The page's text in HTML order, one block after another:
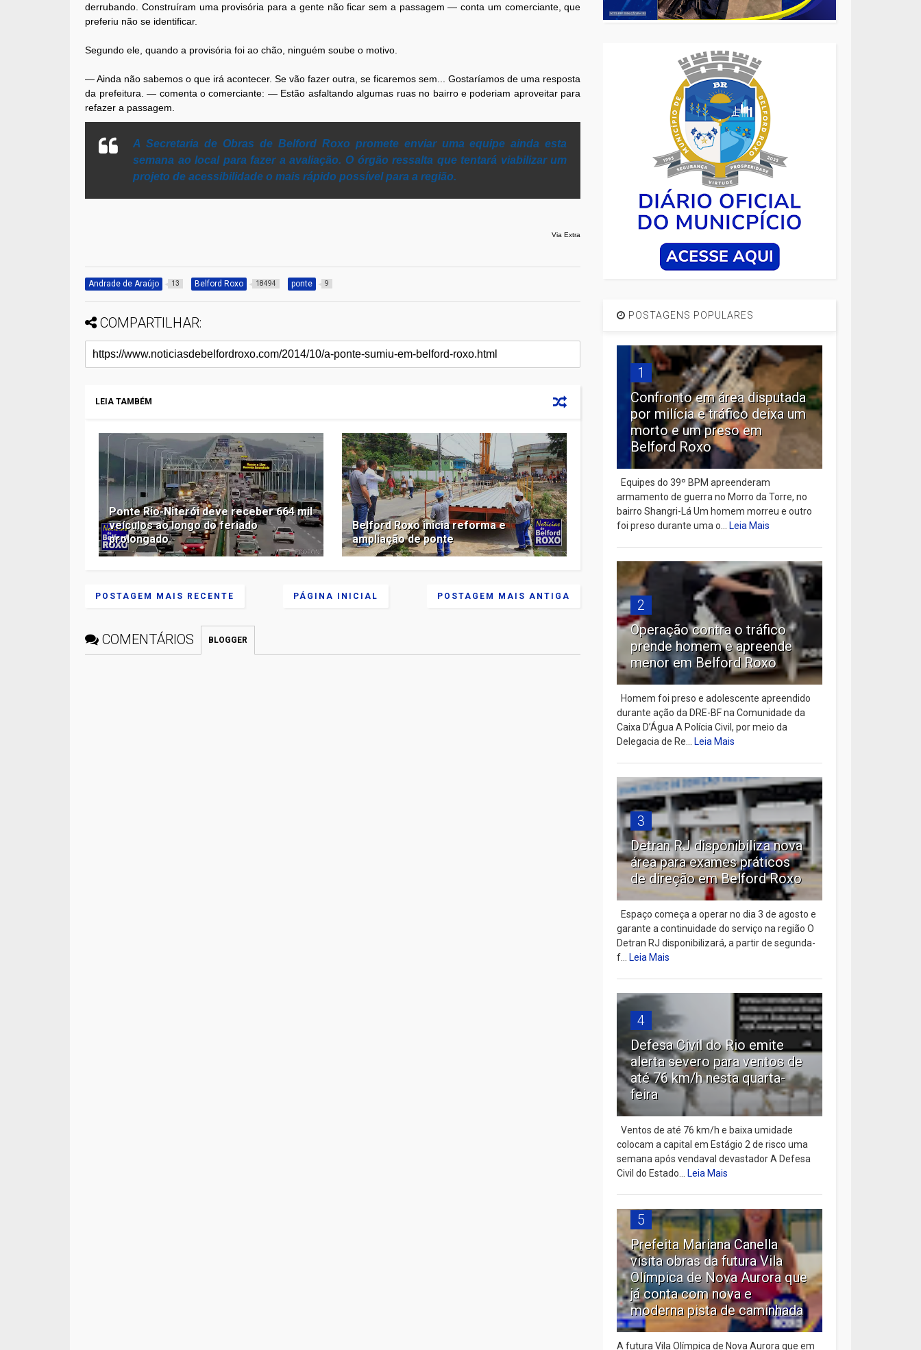
derrubando. Construíram uma provisória para a gente não ficar sem a passagem — conta um comerciante, que
preferiu não se identificar.
Segundo ele, quando a provisória foi ao chão, ninguém soube o motivo.
— Ainda não sabemos o que irá acontecer. Se vão fazer outra, se ficaremos sem... Gostaríamos de uma resposta
da prefeitura. — comenta o comerciante: — Estão asfaltando algumas ruas no bairro e poderiam aproveitar para
refazer a passagem.
A Secretaria de Obras de Belford Roxo promete enviar uma equipe ainda esta
semana ao local para fazer a avaliação. O órgão ressalta que tentará viabilizar um
projeto de acessibilidade o mais rápido possível para a região.
Via Extra
Andrade de Araújo 13 Belford Roxo 18494 ponte 9
COMPARTILHAR:
LEIA TAMBÉM
Ponte Rio-Niterói deve receber 664 mil
veículos ao longo do feriado
prolongado
Belford Roxo inicia reforma e
ampliação de ponte
POSTAGEM MAIS RECENTE POSTAGEM MAIS ANTIGA
PÁGINA INICIAL
COMENTÁRIOS BLOGGER
POSTAGENS POPULARES
1
Confronto em área disputada
por milícia e tráfico deixa um
morto e um preso em
Belford Roxo
Equipes do 39º BPM apreenderam
armamento de guerra no Morro da Torre, no
bairro Shangri-Lá Um homem morreu e outro
foi preso durante uma o...Leia Mais
2
Operação contra o tráfico
prende homem e apreende
menor em Belford Roxo
Homem foi preso e adolescente apreendido
durante ação da DRE-BF na Comunidade da
Caixa D’Água A Polícia Civil, por meio da
Delegacia de Re...Leia Mais
3
Detran RJ disponibiliza nova
área para exames práticos
de direção em Belford Roxo
Espaço começa a operar no dia 3 de agosto e
garante a continuidade do serviço na região O
Detran RJ disponibilizará, a partir de segunda-
f...Leia Mais
4
Defesa Civil do Rio emite
alerta severo para ventos de
até 76 km/h nesta quarta-
feira
Ventos de até 76 km/h e baixa umidade
colocam a capital em Estágio 2 de risco uma
semana após vendaval devastador A Defesa
Civil do Estado...Leia Mais
5
Prefeita Mariana Canella
visita obras da futura Vila
Olímpica de Nova Aurora que
já conta com nova e
moderna pista de caminhada
A futura Vila Olímpica de Nova Aurora que em